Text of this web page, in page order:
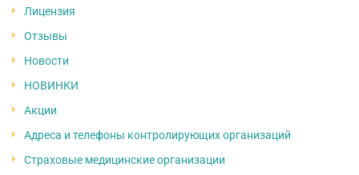
Лицензия
Отзывы
Новости
НОВИНКИ
Акции
Адреса и телефоны контролирующих организаций
Страховые медицинские организации